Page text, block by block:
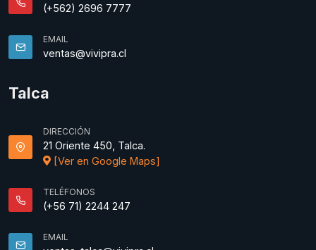
(+562) 2696 7777
EMAIL
ventas@vivipra.cl
Talca
DIRECCIÓN
21 Oriente 450, Talca.
[Ver en Google Maps]
TELÉFONOS
(+56 71) 2244 247
EMAIL